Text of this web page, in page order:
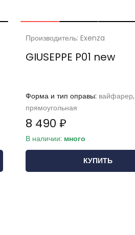
Производитель: Exenza
GIUSEPPE P01 new
Форма и тип оправы: вайфарер,
прямоугольная
8 490 ₽
В наличии: много
КУПИТЬ